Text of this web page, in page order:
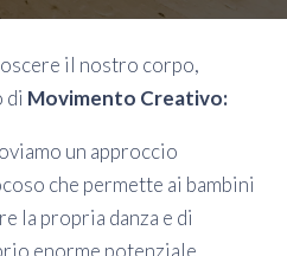
il nostro corpo,
di Movimento Creativo:
un approccio
che permette ai bambini
la propria danza e di